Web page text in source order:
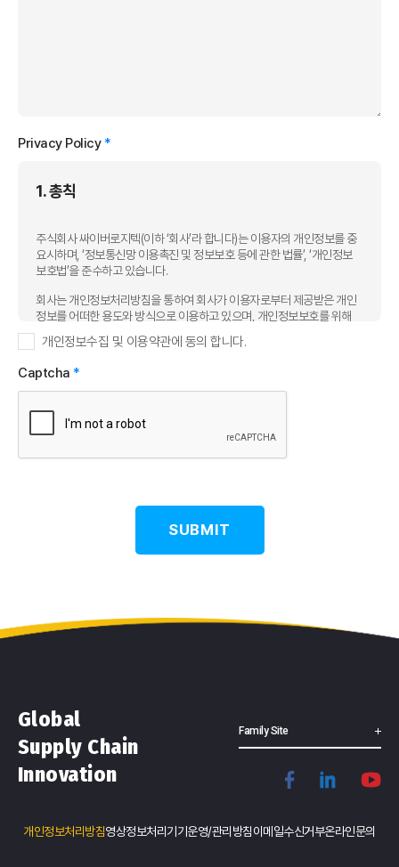
Privacy Policy*
1. 총칙
주식회사 싸이버로지텍(이하 ‘회사’라 합니다)는 이용자의 개인정보를 중
요시하며, ‘정보통신망 이용촉진 및 정보보호 등에 관한 법률’, ‘개인정보
보호법’을 준수하고 있습니다.
회사는 개인정보처리방침을 통하여 회사가 이용자로부터 제공받은 개인
정보를 어떠한 용도와 방식으로 이용하고 있으며, 개인정보보호를 위해
성명, 주민등록번호 등의 사항에 의하여 당해 개인을 식별할 수 있는 정보
(당해 정보만으로는 특정 개인을 식별할 수 없더라도 다른 정보와 용이하
게 결합하여 식별할 수 있는 것을 포함)를 말합니다.
회사는 본 개인정보처리방침을 싸이버로지텍 홈페이지(https://www.cy
berlogitec.com)의 첫 화면에 공개함으로써 이용자가 언제나 쉽게 열람
을 개정하는 경우 버전번호를 부여하여 개정된 사항을 쉽게 알아볼 수 있
(1) 수집하는 개인정보의 항목
회사는 회사관련 문의, 서비스/상품 문의, 투자/사업협력 문의, 채용 문의,
홈페이지 문의, 리소스 자료 다운로드, 이벤트 및 참가등록 서비스에 대한
관리를 위하여 아래와 같은 개인정보를 수집하고 있습니다.
개인정보수집 및 이용약관에 동의 합니다.
Captcha *
SUBMIT
Global
Supply Chain
Innovation
개인정보처리방침영상정보처리기기운영/관리방침이메일수신거부온라인문의
Family Site